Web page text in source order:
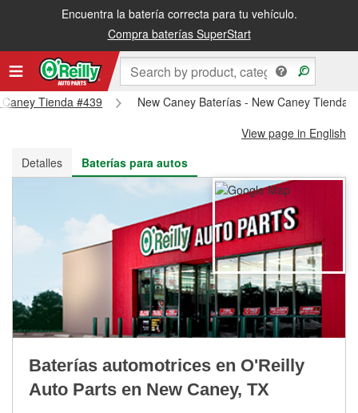
Encuentra la batería correcta para tu vehículo.
Compra baterías SuperStart
Recibe tu orden gratis al día siguiente o recógela en la tienda
Tienda #439
New Caney Baterías - New Caney Tienda
View page in English
Detalles
Baterías para autos
Baterías automotrices en O'Reilly
Auto Parts en New Caney, TX